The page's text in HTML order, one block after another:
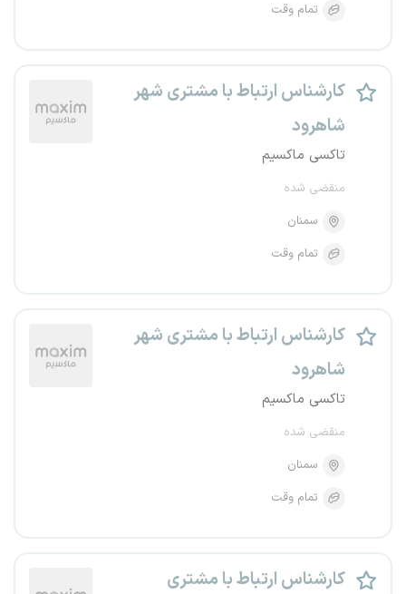
تمام وقت
کارشناس ارتباط با مشتری شهر
شاهرود
تاکسی ماکسیم
منقضی شده
سمنان
تمام وقت
کارشناس ارتباط با مشتری شهر
شاهرود
تاکسی ماکسیم
منقضی شده
سمنان
تمام وقت
کارشناس ارتباط با مشتری